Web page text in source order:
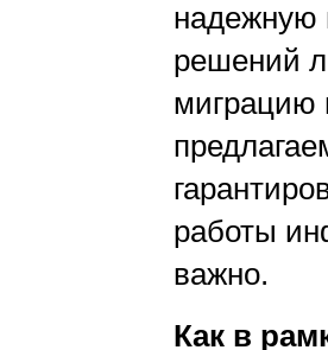
надежную
решений
миграцию
работы
важно.
Как в